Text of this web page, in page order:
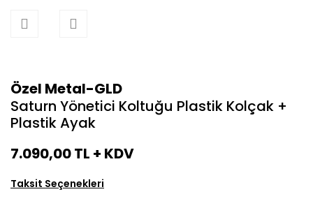
Özel Metal-GLD
Saturn Yönetici Koltuğu Plastik Kolçak +
Plastik Ayak
7.090,00 TL + KDV
Taksit Seçenekleri